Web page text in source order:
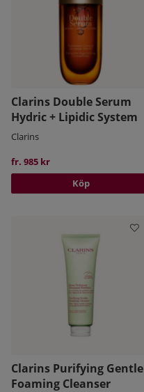
Clarins Double Serum
Hydric + Lipidic System
Clarins
fr. 985 kr
Köp
Clarins Purifying Gentle
Foaming Cleanser